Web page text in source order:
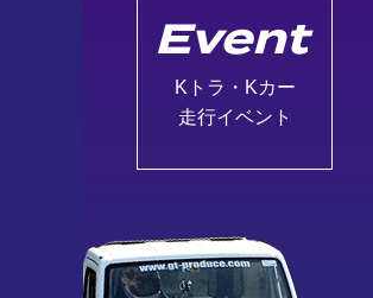
Event
Kトラ・Kカー
走行イベント